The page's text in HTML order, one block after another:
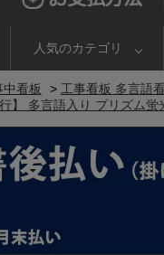
人気のカテゴリ
看板 > 工事看板 多言語
】 多言語入り プリズム